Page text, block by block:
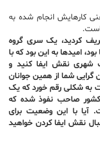
کارهایش انجام شده به
کردید، یک سری گروه
امیدها به این بود که با
شهری نقش ایفا کنید و
گرایی شما از همین جوانان
به شکلی رقم خورد که یک
کشور صاحب نفوذ شده که
آیا با این وضعیت برای
نقش ایفا کردن خواهید